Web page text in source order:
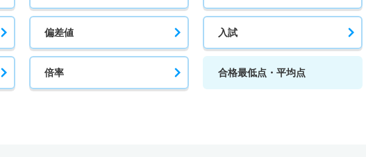
偏差値 入試
倍率 合格最低点・平均点